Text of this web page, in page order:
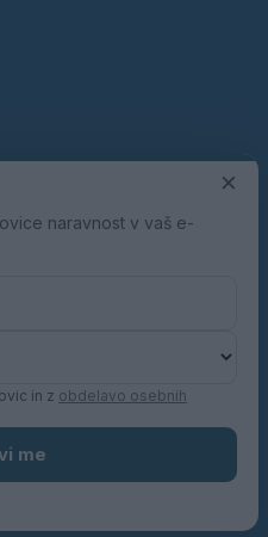
d.o.o.
×
naravnost v vaš e-
in z obdelavo osebnih
me